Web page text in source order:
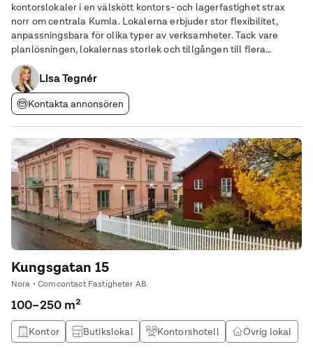
kontorslokaler i en välskött kontors- och lagerfastighet strax
norr om centrala Kumla. Lokalerna erbjuder stor flexibilitet,
anpassningsbara för olika typer av verksamheter. Tack vare
planlösningen, lokalernas storlek och tillgången till flera
gemensamhetsytor passar fastigheten utmärkt för
utbildningsverksamhet, såsom skola, vuxenutbildning
Lisa Tegnér
Kontakta annonsören
Kungsgatan 15
Nora • Comcontact Fastigheter AB.
100–250 m²
Kontor Butikslokal Kontorshotell Övrig lokal